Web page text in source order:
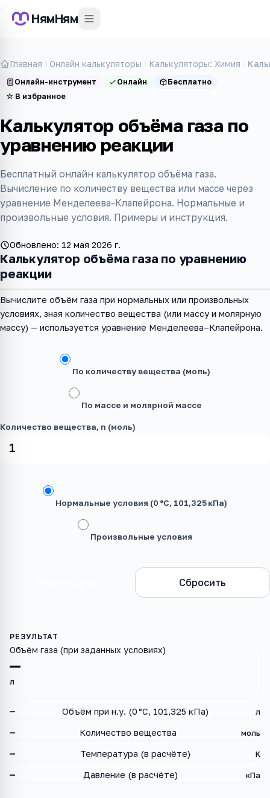
НямНям
Главная Онлайн калькуляторы Калькуляторы: Химия
Онлайн-инструмент Онлайн
Бесплатно
☆ В избранное
Калькулятор объёма газа по
уравнению реакции
Бесплатный онлайн калькулятор объёма газа.
Вычисление по количеству вещества или массе через
уравнение Менделеева-Клапейрона. Нормальные и
произвольные условия. Примеры и инструкция.
Обновлено: 12 мая 2026 г.
Калькулятор объёма газа по уравнению
реакции
Вычислите объём газа при нормальных или произвольных
условиях, зная количество вещества (или массу и молярную
массу) — используется уравнение Менделеева–Клапейрона.
По количеству вещества (моль)
По массе и молярной массе
Количество вещества, n (моль)
Нормальные условия (0 °C, 101,325 кПа)
Произвольные условия
Сбросить
—
Объём газа (при заданных условиях)
л
— Объём при н.у. (0 °C, 101,325 кПа) л
— Количество вещества моль
— Температура (в расчёте) K
— Давление (в расчёте) кПа